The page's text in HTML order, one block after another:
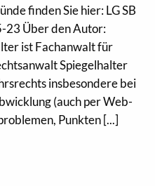
finden Sie hier: LG SB
23 Über den Autor:
ist Fachanwalt für
Spiegelhalter
insbesondere bei
(auch per Web-
Punkten [...]